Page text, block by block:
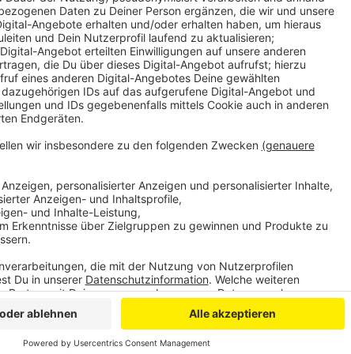
Anzeige
Zum einen bekommt die NRW-Stiftung 50.000 Euro, um auf
Besucherinformationszentrum aufzubauen. Ein ehemaliges
werden. Dort sollen sich Besucher dann über die politische
informieren können. Außerdem bekommt das August-Macke-
Ausstellung "Gratwanderung" organisieren zu können. Dabei
Druck-Grafiken, die mit Linoleum- und Holzschnitten gemacht
die Altamerika-Sammlung der Uni Bonn. Dort soll eine
Tablets und Smartphones eingebunden werden, um neben den
Ausstellungsstücken auch virtuelle Objekte zeigen zu können.
um die Vernetzung mit einer wissenschaftlichen Datenbank.
DG